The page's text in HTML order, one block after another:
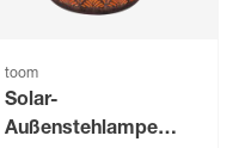
toom
Solar-
Außenstehlampe